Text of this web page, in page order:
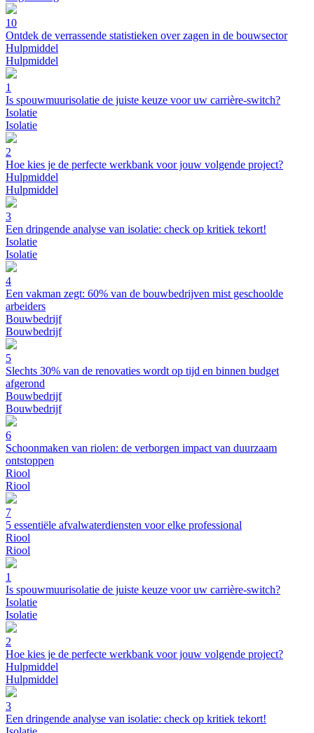
10
Ontdek de verrassende statistieken over zagen in de bouwsector
Hulpmiddel
Hulpmiddel
1
Is spouwmuurisolatie de juiste keuze voor uw carrière-switch?
Isolatie
Isolatie
2
Hoe kies je de perfecte werkbank voor jouw volgende project?
Hulpmiddel
Hulpmiddel
3
Een dringende analyse van isolatie: check op kritiek tekort!
Isolatie
Isolatie
4
Een vakman zegt: 60% van de bouwbedrijven mist geschoolde
arbeiders
Bouwbedrijf
Bouwbedrijf
5
Slechts 30% van de renovaties wordt op tijd en binnen budget
afgerond
Bouwbedrijf
Bouwbedrijf
6
Schoonmaken van riolen: de verborgen impact van duurzaam
ontstoppen
Riool
Riool
7
5 essentiële afvalwaterdiensten voor elke professional
Riool
Riool
1
Is spouwmuurisolatie de juiste keuze voor uw carrière-switch?
Isolatie
Isolatie
2
Hoe kies je de perfecte werkbank voor jouw volgende project?
Hulpmiddel
Hulpmiddel
3
Een dringende analyse van isolatie: check op kritiek tekort!